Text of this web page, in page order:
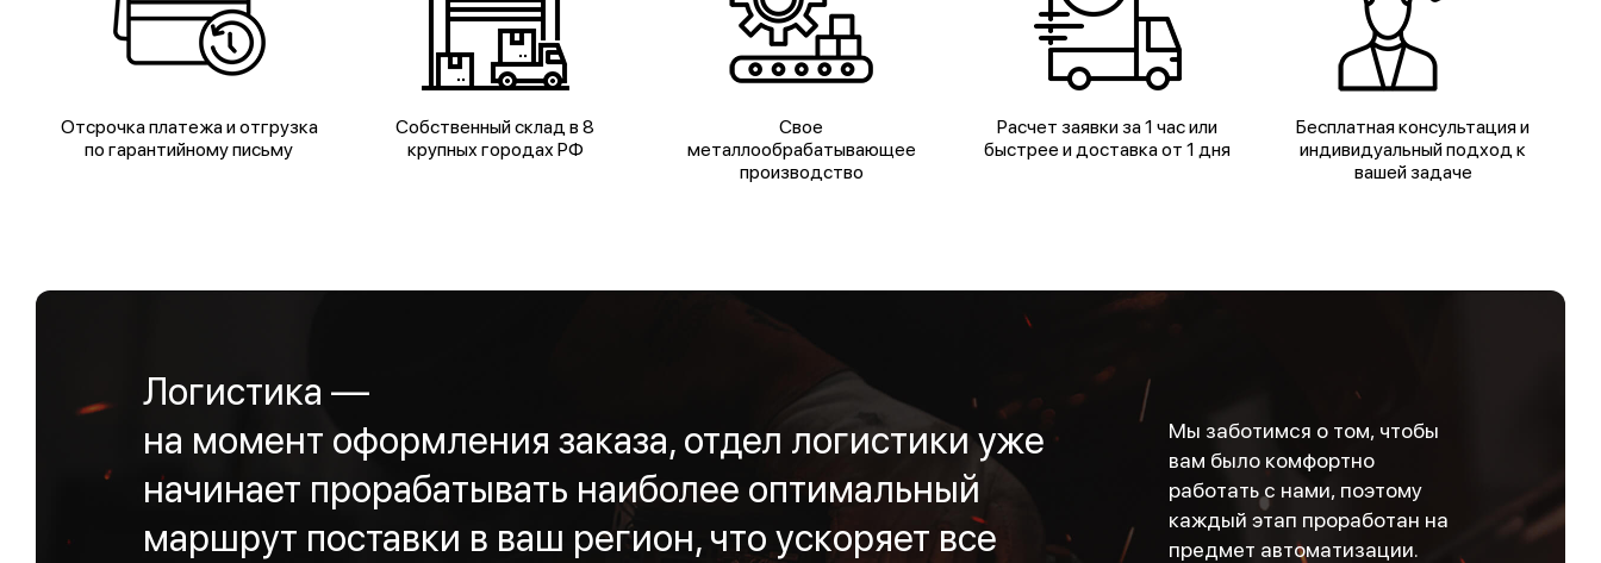
Отсрочка платежа и отгрузка
по гарантийному письму
Собственный склад в 8
крупных городах РФ
Свое
металлообрабатывающее
производство
Расчет заявки за 1 час или
быстрее и доставка от 1 дня
Бесплатная консультация и
индивидуальный подход к
вашей задаче
Логистика —
на момент оформления заказа, отдел логистики уже
начинает прорабатывать наиболее оптимальный
маршрут поставки в ваш регион, что ускоряет все
Мы заботимся о том, чтобы
вам было комфортно
работать с нами, поэтому
каждый этап проработан на
предмет автоматизации.